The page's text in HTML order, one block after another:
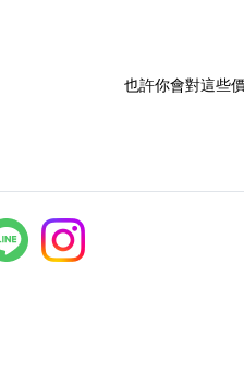
也許你會對這些